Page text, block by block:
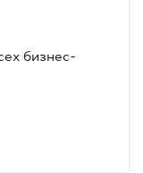
бизнес-